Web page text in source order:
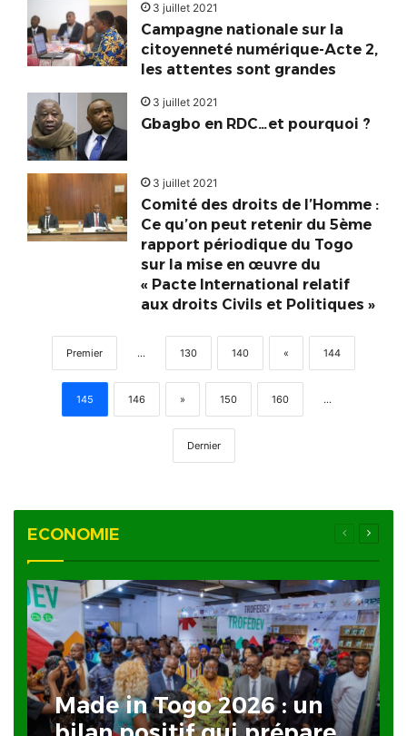
3 juillet 2021
Campagne nationale sur la
citoyenneté numérique-Acte 2,
les attentes sont grandes
3 juillet 2021
Gbagbo en RDC…et pourquoi ?
3 juillet 2021
Comité des droits de l’Homme :
Ce qu’on peut retenir du 5ème
rapport périodique du Togo
sur la mise en œuvre du
« Pacte International relatif
aux droits Civils et Politiques »
Premier ... 130 140 « 144
145 146 » 150 160 ...
Dernier
ECONOMIE
PagePage
Made in Togo 2026 : un